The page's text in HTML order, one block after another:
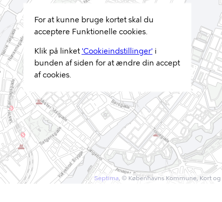
For at kunne bruge kortet skal du
acceptere Funktionelle cookies.
Klik på linket 'Cookieindstillinger'i
bunden af siden for at ændre din accept
af cookies.